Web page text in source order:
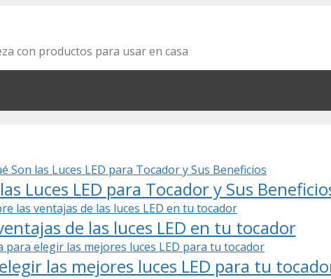
con productos para usar en casa
Luces LED para Tocador y Sus
de las luces LED en tu tocador
las mejores luces LED para tu